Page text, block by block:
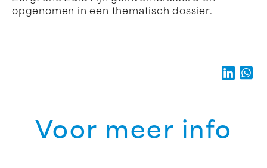
opgenomen in een thematisch dossier.
Voor meer info